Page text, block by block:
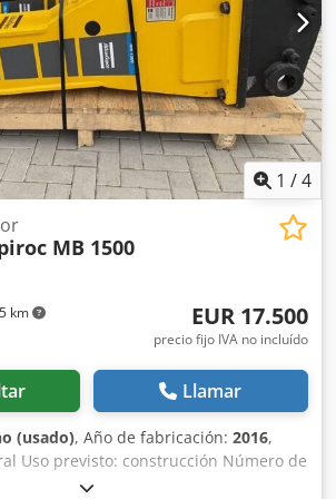
Frecuencia de impacto: 330-680
01-2025 País de fabricación: DE
Para obtener más información,
con Ö. Inalkac.
1 /4
km
MB 1500
EUR 17.500
precio fijo IVA no incluído
Llamar
(usado), Año de fabricación: 2016,
Uso previsto: construcción Número de
Cedpfxevpq Ths Akreha Peso en vacío: